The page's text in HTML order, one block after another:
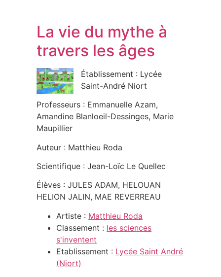
La vie du mythe à
travers les âges
Établissement : Lycée
Saint-André Niort
Professeurs : Emmanuelle Azam,
Amandine Blanloeil-Dessinges, Marie
Maupillier
Auteur : Matthieu Roda
Scientifique : Jean-Loïc Le Quellec
Élèves : JULES ADAM, HELOUAN
HELION JALIN, MAE REVERREAU
Artiste : Matthieu Roda
Classement : les sciences
s'inventent
Etablissement : Lycée Saint André
(Niort)